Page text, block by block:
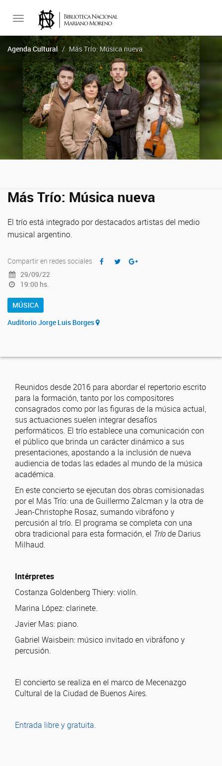
Toggle
navigation
Agenda Cultural Más Trío: Música nueva
Más Trío: Música nueva
El trío está integrado por destacados artistas del medio
musical argentino.
Compartir en redes sociales
29/09/22
19:00 hs.
MÚSICA
Auditorio Jorge Luis Borges
Reunidos desde 2016 para abordar el repertorio escrito
para la formación, tanto por los compositores
consagrados como por las figuras de la música actual,
sus actuaciones suelen integrar desafíos
performáticos. El trío establece una comunicación con
el público que brinda un carácter dinámico a sus
presentaciones, apostando a la inclusión de nueva
audiencia de todas las edades al mundo de la música
académica.
En este concierto se ejecutan dos obras comisionadas
por el Más Trío: una de Guillermo Zalcman y la otra de
Jean-Christophe Rosaz, sumando vibráfono y
percusión al trío. El programa se completa con una
obra tradicional para esta formación, el Tríode Darius
Milhaud.
Intérpretes
Costanza Goldenberg Thiery: violín.
Marina López: clarinete.
Javier Mas: piano.
Gabriel Waisbein: músico invitado en vibráfono y
percusión.
El concierto se realiza en el marco de Mecenazgo
Cultural de la Ciudad de Buenos Aires.
Entrada libre y gratuita.